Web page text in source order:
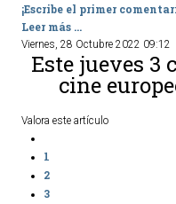
¡Escribe el primer
Leer más ...
Viernes, 28 Octubre 2022 09:12
Este jueves 3
cine
Valora este artículo
1
2
3